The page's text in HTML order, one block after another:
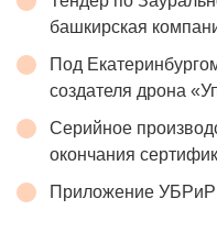
башкирская
Под
создателя дрона
Серийное
окончания
Приложение УБРиР